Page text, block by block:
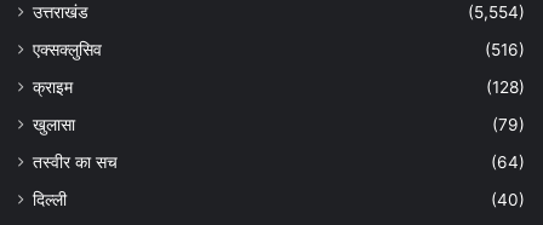
उत्तराखंड
(5,554)
एक्सक्लुसिव
(516)
क्राइम
(128)
खुलासा
(79)
तस्वीर का सच
(64)
दिल्ली
(40)